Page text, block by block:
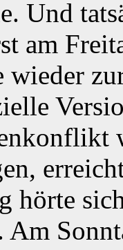
Und
am
wieder
hörte
Am